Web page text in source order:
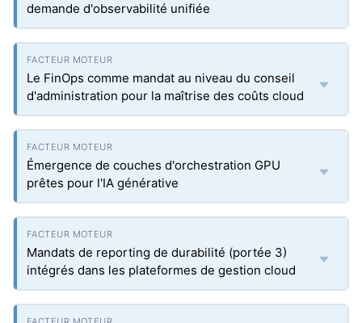
demande d'observabilité unifiée
Le FinOps comme mandat au niveau du conseil
d'administration pour la maîtrise des coûts cloud
Émergence de couches d'orchestration GPU
prêtes pour l'IA générative
Mandats de reporting de durabilité (portée 3)
intégrés dans les plateformes de gestion cloud